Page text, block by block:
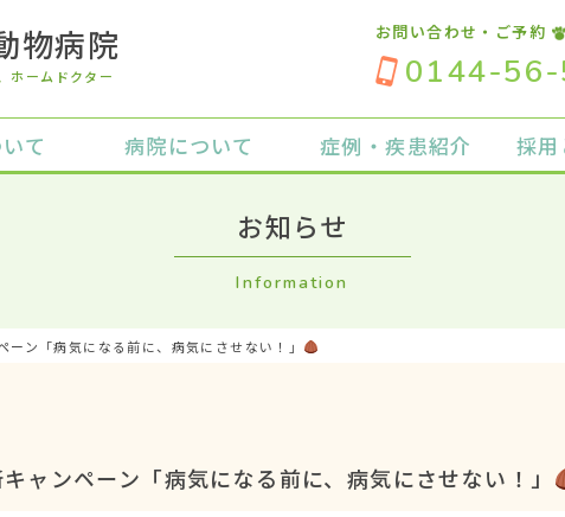
物病院
ホームドクター
お問い合わせ・ご予約
0144-56-
て 病院について 症例・疾患紹介 採用
お知らせ
Information
ーン「病気になる前に、病気にさせない！」
ャンペーン「病気になる前に、病気にさせない！」